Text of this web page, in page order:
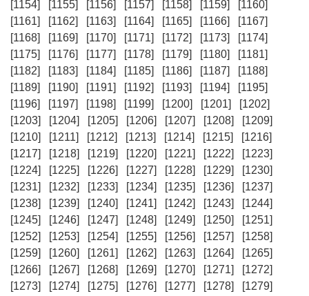
[1154]
[1155] [1156] [1157] [1158] [1159]
[1160]
[1161]
[1162] [1163] [1164] [1165] [1166]
[1167]
[1168]
[1169] [1170] [1171] [1172] [1173]
[1174]
[1175]
[1176] [1177] [1178] [1179] [1180]
[1181]
[1182]
[1183] [1184] [1185] [1186] [1187]
[1188]
[1189]
[1190] [1191] [1192] [1193] [1194]
[1195]
[1196]
[1197] [1198] [1199] [1200] [1201]
[1202]
[1203]
[1204] [1205] [1206] [1207] [1208]
[1209]
[1210]
[1211] [1212] [1213] [1214] [1215]
[1216]
[1217]
[1218] [1219] [1220] [1221] [1222]
[1223]
[1224]
[1225] [1226] [1227] [1228] [1229]
[1230]
[1231]
[1232] [1233] [1234] [1235] [1236]
[1237]
[1238]
[1239] [1240] [1241] [1242] [1243]
[1244]
[1245]
[1246] [1247] [1248] [1249] [1250]
[1251]
[1252]
[1253] [1254] [1255] [1256] [1257]
[1258]
[1259]
[1260] [1261] [1262] [1263] [1264]
[1265]
[1266]
[1267] [1268] [1269] [1270] [1271]
[1272]
[1273]
[1274] [1275] [1276] [1277] [1278]
[1279]